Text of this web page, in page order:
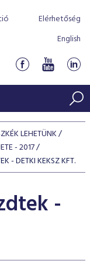
Elérhetőség
English
bevezetését
LEHETÜNK
- 2017
- DETKI KEKSZ KFT.
-